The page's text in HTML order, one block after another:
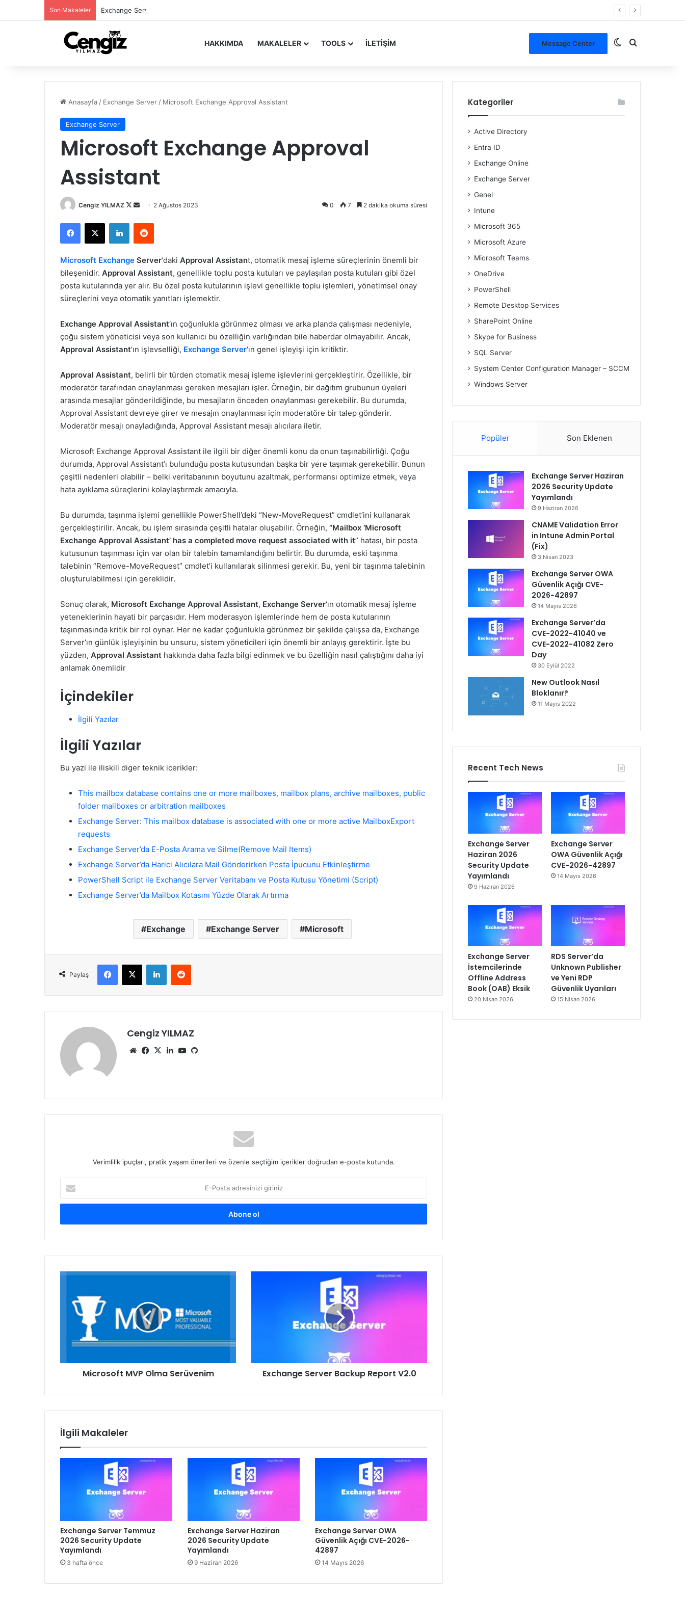
Son Makaleler Exchange Server Haziran 2026 Security Update Yayımlandı
HAKKIMDA MAKALELER TOOLS İLETIŞIM Message Center Dış görünümü
Arama yap
Anasayfa / Exchange Server / Microsoft Exchange Approval Assistant
Exchange Server
Microsoft Exchange Approval
Assistant
Cengiz YILMAZ
Follow
Bir
posta
göndermek
2 Ağustos 2023 0 7 2 dakika okuma süresi
Facebook
X LinkedInReddit
Microsoft Exchange Server‘daki Approval Assistant, otomatik mesaj işleme süreçlerinin önemli bir
bileşenidir. Approval Assistant, genellikle toplu posta kutuları ve paylaşılan posta kutuları gibi özel
posta kutularında yer alır. Bu özel posta kutularının işlevi genellikle toplu işlemleri, yönetimsel onay
süreçlerini veya otomatik yanıtları işlemektir.
Exchange Approval Assistant‘ın çoğunlukla görünmez olması ve arka planda çalışması nedeniyle,
çoğu sistem yöneticisi veya son kullanıcı bu özelliğin varlığından bile haberdar olmayabilir. Ancak,
Approval Assistant‘ın işlevselliği, Exchange Server‘ın genel işleyişi için kritiktir.
Approval Assistant, belirli bir türden otomatik mesaj işleme işlevlerini gerçekleştirir. Özellikle, bir
moderatör tarafından onaylanması gereken mesajları işler. Örneğin, bir dağıtım grubunun üyeleri
arasında mesajlar gönderildiğinde, bu mesajların önceden onaylanması gerekebilir. Bu durumda,
Approval Assistant devreye girer ve mesajın onaylanması için moderatöre bir talep gönderir.
Moderatör mesajı onayladığında, Approval Assistant mesajı alıcılara iletir.
Microsoft Exchange Approval Assistant ile ilgili bir diğer önemli konu da onun taşınabilirliği. Çoğu
durumda, Approval Assistant’ı bulunduğu posta kutusundan başka bir yere taşımak gerekebilir. Bunun
çeşitli nedenleri olabilir – belki veritabanının boyutunu azaltmak, performansı optimize etmek, veya
hata ayıklama süreçlerini kolaylaştırmak amacıyla.
Bu durumda, taşınma işlemi genellikle PowerShell’deki “New-MoveRequest” cmdlet’ini kullanarak
gerçekleştirilir. Ancak, bu işlem sırasında çeşitli hatalar oluşabilir. Örneğin, “Mailbox ‘Microsoft
Exchange Approval Assistant’ has a completed move request associated with it” hatası, bir posta
kutusunun taşınması için var olan bir talebin tamamlandığını belirtir. Bu durumda, eski taşınma
talebinin “Remove-MoveRequest” cmdlet’i kullanılarak silinmesi gerekir. Bu, yeni bir taşınma talebinin
oluşturulabilmesi için gereklidir.
Sonuç olarak, Microsoft Exchange Approval Assistant, Exchange Server‘ın otomatik mesaj işleme
yeteneklerinin hayati bir parçasıdır. Hem moderasyon işlemlerinde hem de posta kutularının
taşınmasında kritik bir rol oynar. Her ne kadar çoğunlukla görünmez bir şekilde çalışsa da, Exchange
Server’ın günlük işleyişinin bu unsuru, sistem yöneticileri için önemli bir anlayış gerektirir. İşte bu
yüzden, Approval Assistant hakkında daha fazla bilgi edinmek ve bu özelliğin nasıl çalıştığını daha iyi
anlamak önemlidir
İçindekiler
İlgili Yazılar
İlgili Yazılar
Bu yazi ile iliskili diger teknik icerikler:
This mailbox database contains one or more mailboxes, mailbox plans, archive mailboxes, public
folder mailboxes or arbitration mailboxes
Exchange Server: This mailbox database is associated with one or more active MailboxExport
requests
Exchange Server’da E-Posta Arama ve Silme(Remove Mail Items)
Exchange Server’da Harici Alıcılara Mail Gönderirken Posta İpucunu Etkinleştirme
PowerShell Script ile Exchange Server Veritabanı ve Posta Kutusu Yönetimi (Script)
Exchange Server’da Mailbox Kotasını Yüzde Olarak Artırma
Exchange Exchange Server Microsoft
Paylaş
Facebook
X LinkedInReddit
Cengiz YILMAZ
Web Facebook
X LinkedInYouTube
Verimlilik ipuçları, pratik yaşam önerileri ve özenle seçtiğim içerikler doğrudan e-posta kutunda.
Posta
adresinizi
Microsoft
Serüvenim
Microsoft MVP Olma Serüvenim Exchange Server Backup Report V2.0
İlgili Makaleler
Exchange Server Temmuz
2026 Security Update
Yayımlandı
3 hafta önce
Exchange Server Haziran
2026 Security Update
Yayımlandı
9 Haziran 2026
Exchange Server OWA
Güvenlik Açığı CVE-2026-
42897
14 Mayıs 2026
Kategoriler
Active Directory
Entra ID
Exchange Online
Exchange Server
Genel
Intune
Microsoft 365
Microsoft Azure
Microsoft Teams
OneDrive
PowerShell
Remote Desktop Services
SharePoint Online
Skype for Business
SQL Server
System Center Configuration Manager – SCCM
Windows Server
Popüler Son Eklenen
Exchange Server Haziran
2026 Security Update
Yayımlandı
9 Haziran 2026
CNAME Validation Error
in Intune Admin Portal
(Fix)
3 Nisan 2023
Exchange Server OWA
Güvenlik Açığı CVE-
2026-42897
14 Mayıs 2026
Exchange Server’da
CVE-2022-41040 ve
CVE-2022-41082 Zero
Day
30 Eylül 2022
New Outlook Nasıl
Bloklanır?
11 Mayıs 2022
Recent Tech News
Exchange Server
Haziran 2026
Security Update
Yayımlandı
9 Haziran 2026
Exchange Server
OWA Güvenlik Açığı
CVE-2026-42897
14 Mayıs 2026
Exchange Server
İstemcilerinde
Offline Address
Book (OAB) Eksik
20 Nisan 2026
RDS Server’da
Unknown Publisher
ve Yeni RDP
Güvenlik Uyarıları
15 Nisan 2026